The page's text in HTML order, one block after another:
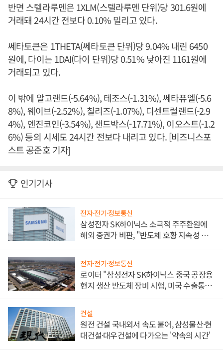
반면 스텔라루멘은 1XLM(스텔라루멘 단위)당 301.6원에
거래돼 24시간 전보다 0.10% 밀리고 있다.
쎄타토큰은 1THETA(쎄타토큰 단위)당 9.04% 내린 6450
원에, 다이는 1DAI(다이 단위)당 0.51% 낮아진 1161원에
거래되고 있다.
이 밖에 알고랜드(-5.64%), 테조스(-1.31%), 쎄타퓨엘(-5.6
8%), 웨이브(-2.52%), 칠리즈(-1.07%), 디센트럴랜드(-2.9
4%), 엔진코인(-3.54%), 샌드박스(-17.71%), 이오스트(-1.2
6%) 등의 시세도 24시간 전보다 내리고 있다. [비즈니스포
스트 공준호 기자]
인기기사
전자·전기·정보통신
삼성전자 SK하이닉스 소극적 주주환원에
해외 증권가 비판, "반도체 호황 지속성 의
전자·전기·정보통신
로이터 "삼성전자 SK하이닉스 중국 공장용
현지 생산 반도체 장비 시험, 미국 수출통제
건설
원전 건설 국내외서 속도 붙어, 삼성물산·현
대건설·대우건설에 다가오는 '약속의 시간'